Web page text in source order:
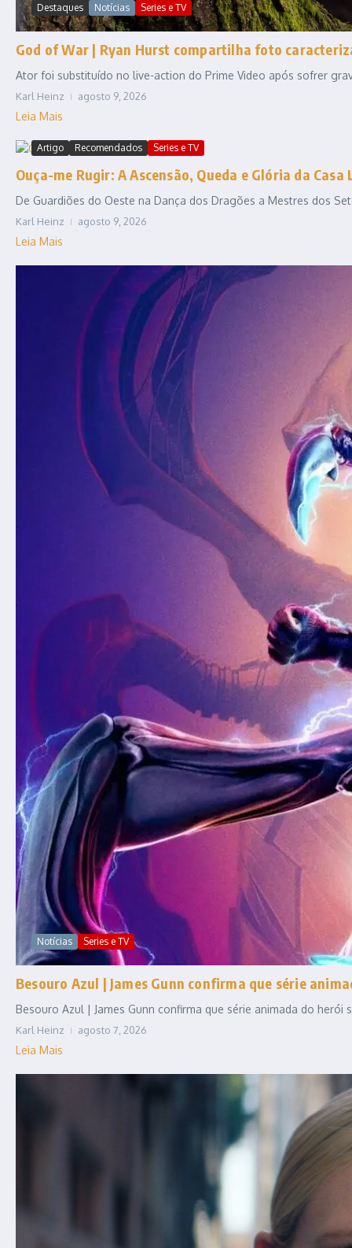
Destaques Notícias Series e TV
God of War | Ryan Hurst compartilha foto
Ator foi substituído no live-action do Prime Video após sofrer
Karl Heinz agosto 9, 2026
Leia Mais
Artigo Recomendados Series e TV
Ouça-me Rugir: A Ascensão, Queda e Glória da
De Guardiões do Oeste na Dança dos Dragões a Mestres dos
Karl Heinz agosto 9, 2026
Leia Mais
Notícias Series e TV
Besouro Azul | James Gunn confirma que série
Besouro Azul | James Gunn confirma que série animada do
Karl Heinz agosto 7, 2026
Leia Mais